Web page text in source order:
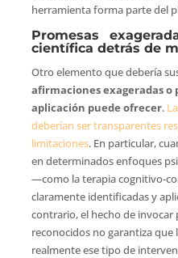
herramienta forma parte del
Promesas
científica detrás de
Otro elemento que debería
afirmaciones exageradas o
aplicación puede ofrecer.
deberían ser transparentes
limitaciones. En particular,
en determinados enfoques
—como la terapia cognitivo-
claramente identificadas y
contrario, el hecho de
reconocidos no garantiza
realmente ese tipo de